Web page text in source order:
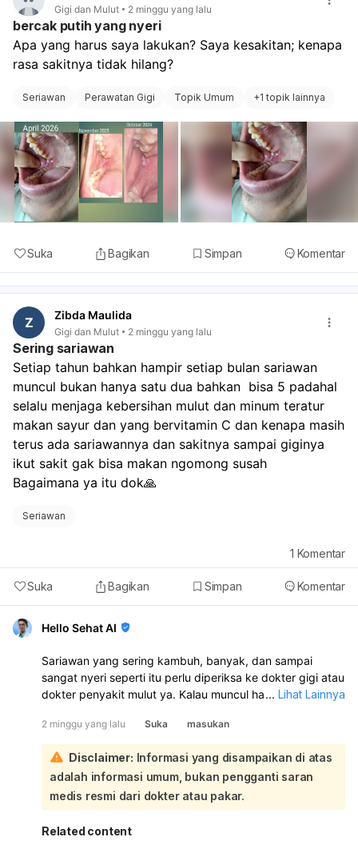
Gigi dan Mulut 2 minggu yang lalu
bercak putih yang nyeri
Apa yang harus saya lakukan? Saya kesakitan; kenapa
rasa sakitnya tidak hilang?
Seriawan Perawatan Gigi Topik Umum +1 topik lainnya
Suka Bagikan Simpan Komentar
Z Zibda Maulida
Gigi dan Mulut 2 minggu yang lalu
Sering sariawan
Setiap tahun bahkan hampir setiap bulan sariawan
muncul bukan hanya satu dua bahkan  bisa 5 padahal
selalu menjaga kebersihan mulut dan minum teratur
makan sayur dan yang bervitamin C dan kenapa masih
terus ada sariawannya dan sakitnya sampai giginya
ikut sakit gak bisa makan ngomong susah
Bagaimana ya itu dok🙏
Seriawan
Suka Bagikan Simpan Komentar
1 Komentar
Hello Sehat AI
Sariawan yang sering kambuh, banyak, dan sampai
sangat nyeri seperti itu perlu diperiksa ke dokter gigi atau
dokter penyakit mulut ya. Kalau muncul hampir tiap
makan serta bicara, jangan dianggap biasa:
Walau kebersihan mulut sudah dijaga, sariawan berulang
bisa dipicu oleh hal lain seperti kekurangan vitamin B, zat
besi, atau vitamin lain, mulut kering, stres, alergi
makanan, gesekan dari gigi tajam/behel/gigi palsu, atau
penyakit tertentu seperti anemia, gangguan imun, celiac,
dan lain-lain. Nyeri sampai terasa ke gigi juga bisa karena
... Lihat Lainnya
2 minggu yang lalu Suka masukan
Disclaimer: Informasi yang disampaikan di atas
adalah informasi umum, bukan pengganti saran
medis resmi dari dokter atau pakar.
Related content